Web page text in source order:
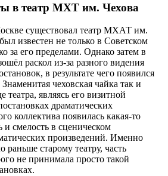
в театр МХТ им. Чехова
существовал театр МХАТ им.
известен не только в Советском
за его пределами. Однако затем в
раскол из-за разного видения
в результате чего появился
чеховская чайка так и
театра, являясь его визитной
драматических
коллектива появилась какая-то
и смелость в сценическом
произведений. Именно
раньше старому театру, часть
не принимала просто такой